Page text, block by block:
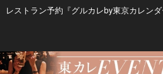
レストラン予約『グルカレby東京カレンダ
© 2026